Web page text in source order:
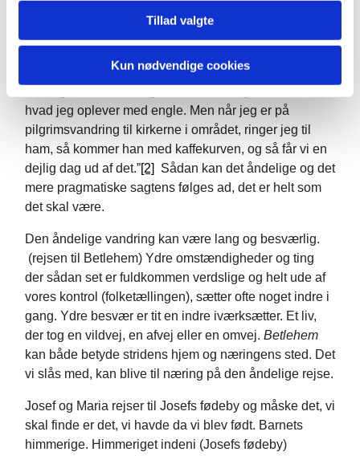
Tillad valgte
Kun nødvendige cookies
har man brug for på en åndelig vej. Du vil også finde
englesyner fortæller hvordan hendes mand ikke forstår
hvad jeg oplever med engle. Men når jeg er på
pilgrimsvandring til kirkerne i området, ringer jeg til
ham, så kommer han med kaffekurven, og så får vi en
dejlig dag ud af det.”[2]
Sådan kan det åndelige og det
mere pragmatiske sagtens følges ad, det er helt som
det skal være.
Den åndelige vandring kan være lang og besværlig.
(rejsen til Betlehem) Ydre omstændigheder og ting
der sådan set er fuldkommen verdslige og helt ude af
vores kontrol (folketællingen), sætter ofte noget indre i
gang. Ydre besvær er tit en indre iværksætter. Et liv,
der tog en vildvej, en afvej eller en omvej. Betlehem
kan både betyde stridens hjem og næringens sted. Det
vi slås med, kan blive til næring på den åndelige rejse.
Josef og Maria rejser til Josefs fødeby og måske det, vi
skal finde er det, vi havde da vi blev født. Barnets
himmerige. Himmeriget indeni (Josefs fødeby)